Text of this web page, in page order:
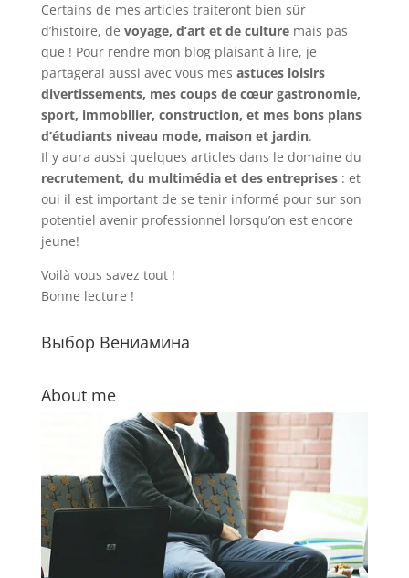
Certains de mes articles traiteront bien sûr
d’histoire, de voyage, d’art et de culturemais pas
que ! Pour rendre mon blog plaisant à lire, je
partagerai aussi avec vous mes astuces loisirs
divertissements, mes coups de cœur gastronomie,
sport, immobilier, construction, et mes bons plans
d’étudiants niveau mode, maison et jardin.
Il y aura aussi quelques articles dans le domaine du
recrutement, du multimédia et des entreprises: et
oui il est important de se tenir informé pour sur son
potentiel avenir professionnel lorsqu’on est encore
jeune!
Voilà vous savez tout !
Bonne lecture !
Выбор Вениамина
About me